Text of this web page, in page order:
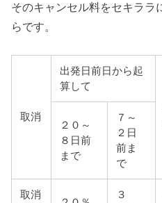
そのキャンセル料をセキララ
らです。
取消
出発日前日から起
算して
２０～
８日前
まで
７～
２日
前ま
で
取消
３